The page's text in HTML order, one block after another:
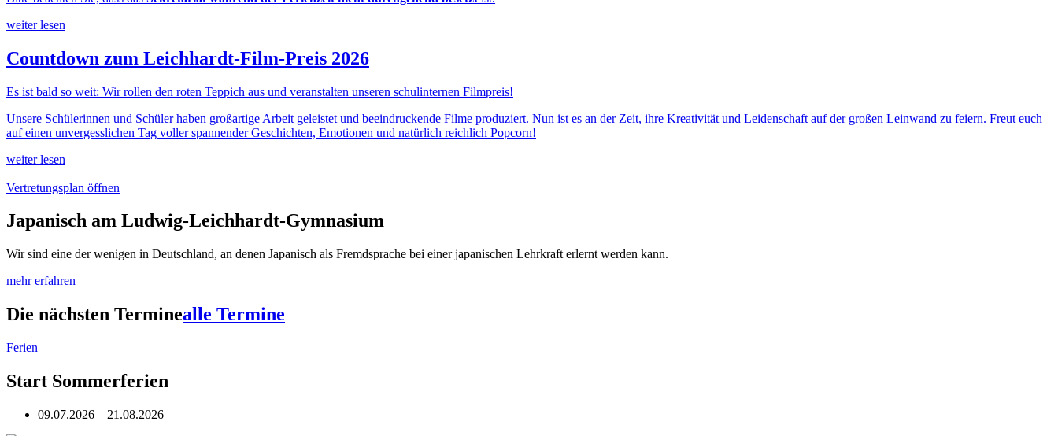
weiter lesen
Countdown zum Leichhardt-Film-Preis 2026
Es ist bald so weit: Wir rollen den roten Teppich aus und veranstalten unseren schulinternen Filmpreis!
Unsere Schülerinnen und Schüler haben großartige Arbeit geleistet und beeindruckende Filme produziert. Nun ist es an der Zeit, ihre Kreativität und Leidenschaft auf der großen Leinwand zu feiern. Freut euch
auf einen unvergesslichen Tag voller spannender Geschichten, Emotionen und natürlich reichlich Popcorn!
weiter lesen
Vertretungsplan öffnen
Japanisch am Ludwig-Leichhardt-Gymnasium
Wir sind eine der wenigen in Deutschland, an denen Japanisch als Fremdsprache bei einer japanischen Lehrkraft erlernt werden kann.
mehr erfahren
Die nächsten Terminealle Termine
Ferien
Start Sommerferien
09.07.2026 – 21.08.2026